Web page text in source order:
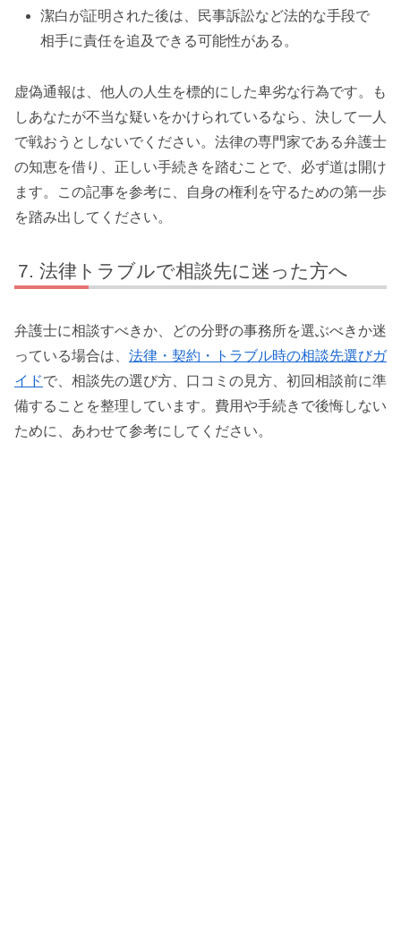
潔白が証明された後は、民事訴訟など法的な手段で
相手に責任を追及できる可能性がある。
虚偽通報は、他人の人生を標的にした卑劣な行為です。も
しあなたが不当な疑いをかけられているなら、決して一人
で戦おうとしないでください。法律の専門家である弁護士
の知恵を借り、正しい手続きを踏むことで、必ず道は開け
ます。この記事を参考に、自身の権利を守るための第一歩
を踏み出してください。
法律トラブルで相談先に迷った方へ
弁護士に相談すべきか、どの分野の事務所を選ぶべきか迷
っている場合は、 法律・契約・トラブル時の相談先選びガ
イドで、相談先の選び方、口コミの見方、初回相談前に準
備することを整理しています。費用や手続きで後悔しない
ために、あわせて参考にしてください。